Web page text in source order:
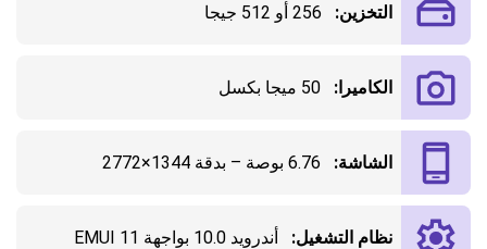
التخزين: 256 أو 512 جيجا
الكاميرا: 50 ميجا بكسل
الشاشة: 6.76 بوصة – بدقة 1344×2772
نظام التشغيل: أندرويد 10.0 بواجهة EMUI 11